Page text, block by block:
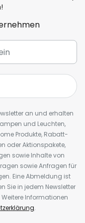
an und erhalten
und Leuchten,
Produkte, Rabatt-
oder Aktionspakete,
sowie Inhalte von
sowie Anfragen für
Eine Abmeldung ist
Sie in jedem Newsletter
Weitere Informationen
.